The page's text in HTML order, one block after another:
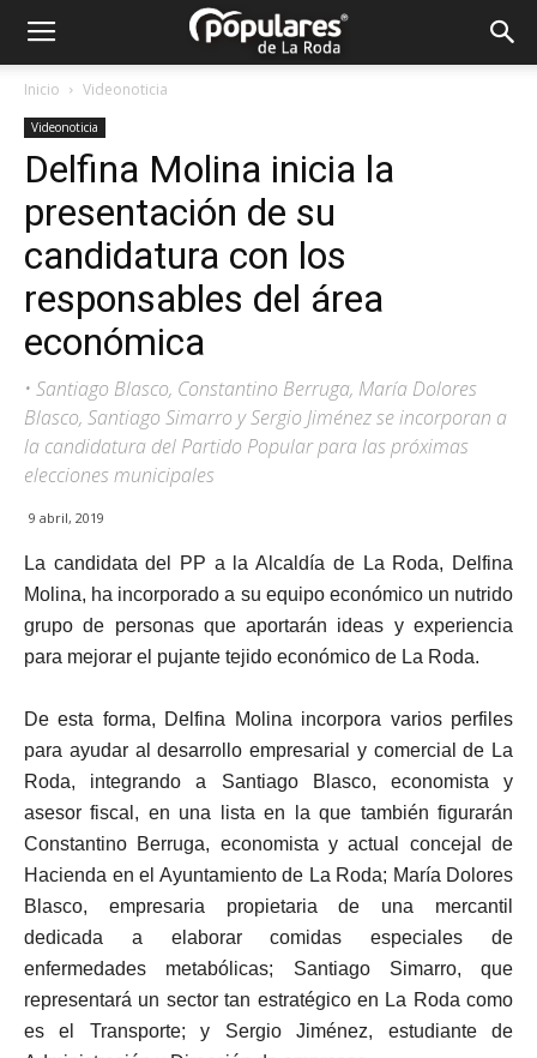
Partido
Popular
Roda
Inicio Videonoticia
Videonoticia
Delfina Molina inicia la
presentación de su
candidatura con los
responsables del área
económica
• Santiago Blasco, Constantino Berruga, María Dolores
Blasco, Santiago Simarro y Sergio Jiménez se incorporan a
la candidatura del Partido Popular para las próximas
elecciones municipales
9 abril, 2019
La candidata del PP a la Alcaldía de La Roda, Delfina
Molina, ha incorporado a su equipo económico un nutrido
grupo de personas que aportarán ideas y experiencia
para mejorar el pujante tejido económico de La Roda.
De esta forma, Delfina Molina incorpora varios perfiles
para ayudar al desarrollo empresarial y comercial de La
Roda, integrando a Santiago Blasco, economista y
asesor fiscal, en una lista en la que también figurarán
Constantino Berruga, economista y actual concejal de
Hacienda en el Ayuntamiento de La Roda; María Dolores
Blasco, empresaria propietaria de una mercantil
dedicada a elaborar comidas especiales de
enfermedades metabólicas; Santiago Simarro, que
representará un sector tan estratégico en La Roda como
es el Transporte; y Sergio Jiménez, estudiante de